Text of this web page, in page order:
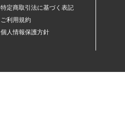
特定商取引法に基づく表記
ご利用規約
個人情報保護方針